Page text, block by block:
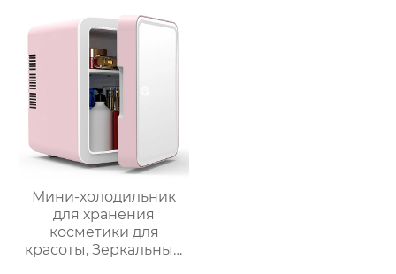
нержавеющей стали,
домашний
пароварочный
аппарат для молока
Мини-холодильник
для хранения
косметики для
красоты, Зеркальный